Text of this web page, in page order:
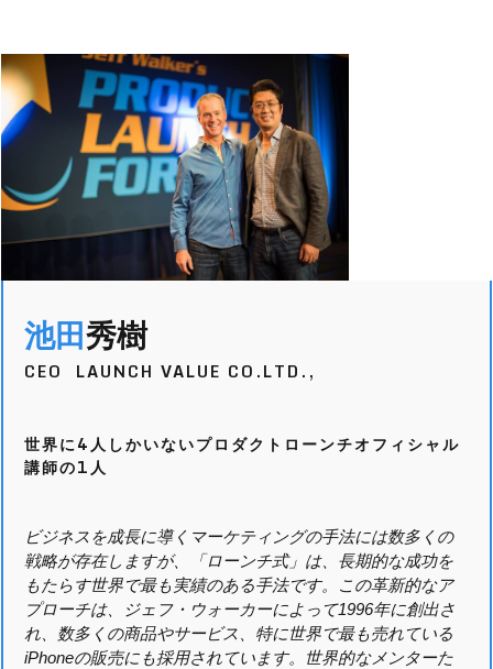
池田秀樹
CEO LAUNCH VALUE CO.LTD.,
世界に4人しかいないプロダクトローンチオフィシャル
講師の1人
ビジネスを成長に導くマーケティングの手法には数多くの
戦略が存在しますが、「ローンチ式」は、長期的な成功を
もたらす世界で最も実績のある手法です。この革新的なア
プローチは、ジェフ・ウォーカーによって1996年に創出さ
れ、数多くの商品やサービス、特に世界で最も売れている
iPhoneの販売にも採用されています。世界的なメンターた